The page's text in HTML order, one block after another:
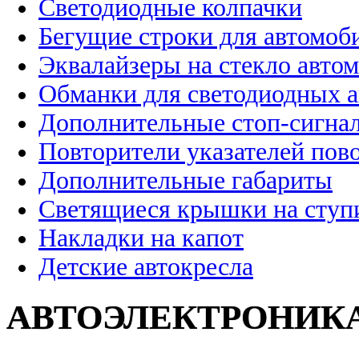
Светодиодные колпачки
Бегущие строки для
Эквалайзеры на стекло
Обманки для светодиодных
Дополнительные стоп-
Повторители указателей
Дополнительные габариты
Светящиеся крышки на
Накладки на капот
Детские автокресла